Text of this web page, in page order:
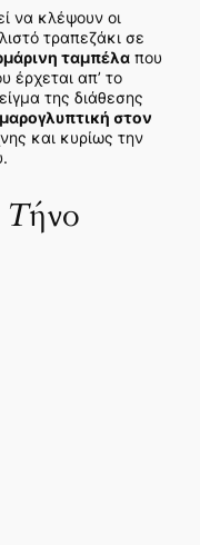
να κλέψουν οι
τραπεζάκι σε
ταμπέλα που
έρχεται απ’ το
της διάθεσης
στον
και κυρίως την
Τήνο